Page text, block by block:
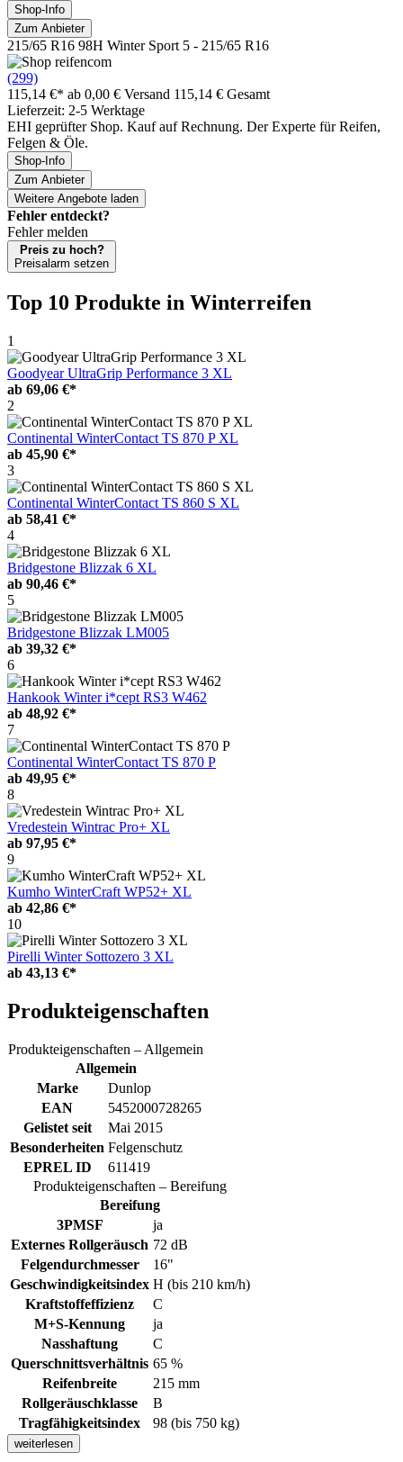
Shop-Info
Zum Anbieter
215/65 R16 98H Winter Sport 5 - 215/65 R16
(299)
115,14 €* ab 0,00 € Versand 115,14 € Gesamt
Lieferzeit: 2-5 Werktage
EHI geprüfter Shop. Kauf auf Rechnung. Der Experte für Reifen,
Felgen & Öle.
Shop-Info
Zum Anbieter
Weitere Angebote laden
Fehler entdeckt?
Fehler melden
Preis zu hoch?
Preisalarm setzen
Top 10 Produkte in Winterreifen
1
Goodyear UltraGrip Performance 3 XL
ab 69,06 €*
2
Continental WinterContact TS 870 P XL
ab 45,90 €*
3
Continental WinterContact TS 860 S XL
ab 58,41 €*
4
Bridgestone Blizzak 6 XL
ab 90,46 €*
5
Bridgestone Blizzak LM005
ab 39,32 €*
6
Hankook Winter i*cept RS3 W462
ab 48,92 €*
7
Continental WinterContact TS 870 P
ab 49,95 €*
8
Vredestein Wintrac Pro+ XL
ab 97,95 €*
9
Kumho WinterCraft WP52+ XL
ab 42,86 €*
10
Pirelli Winter Sottozero 3 XL
ab 43,13 €*
Produkteigenschaften
Produkteigenschaften – Allgemein
Allgemein
Marke
Dunlop
EAN
5452000728265
Gelistet seit
Mai 2015
Besonderheiten Felgenschutz
EPREL ID
611419
Produkteigenschaften – Bereifung
Bereifung
3PMSF
ja
Externes Rollgeräusch 72 dB
Felgendurchmesser
16"
Geschwindigkeitsindex H (bis 210 km/h)
Kraftstoffeffizienz
C
M+S-Kennung
ja
Nasshaftung
C
Querschnittsverhältnis 65 %
Reifenbreite
215 mm
Rollgeräuschklasse
B
Tragfähigkeitsindex
98 (bis 750 kg)
weiterlesen